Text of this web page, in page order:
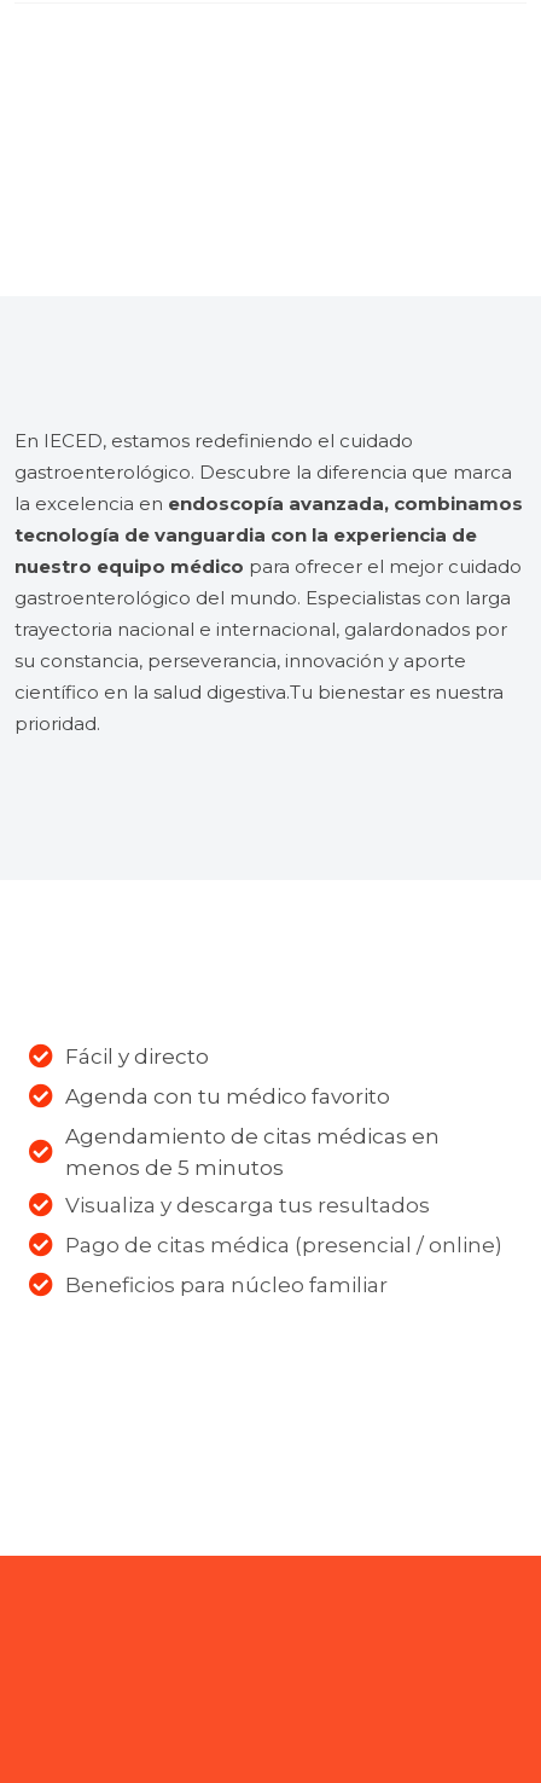
En IECED, estamos redefiniendo el cuidado
gastroenterológico. Descubre la diferencia que marca
la excelencia en endoscopía avanzada, combinamos
tecnología de vanguardia con la experiencia de
nuestro equipo médico para ofrecer el mejor cuidado
gastroenterológico del mundo. Especialistas con larga
trayectoria nacional e internacional, galardonados por
su constancia, perseverancia, innovación y aporte
científico en la salud digestiva.Tu bienestar es nuestra
prioridad.
Fácil y directo
Agenda con tu médico favorito
Agendamiento de citas médicas en
menos de 5 minutos
Visualiza y descarga tus resultados
Pago de citas médica (presencial / online)
Beneficios para núcleo familiar